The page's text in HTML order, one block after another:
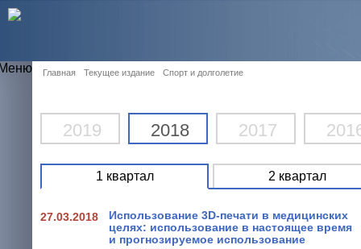
Главная Текущее издание Спорт и долголетие
2019 2018 2017
1 квартал 2 квартал
27.03.2018
Использование 3D-печати в медицинских
целях: использование в настоящее время
и прогнозируемое использование